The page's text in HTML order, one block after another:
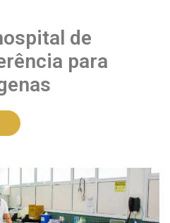
de
para